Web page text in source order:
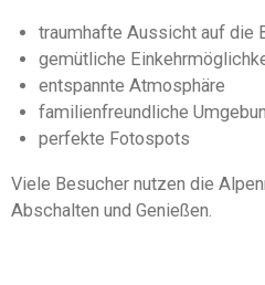
traumhafte Aussicht auf die
gemütliche
entspannte Atmosphäre
familienfreundliche
perfekte Fotospots
Viele Besucher nutzen die
Abschalten und Genießen.